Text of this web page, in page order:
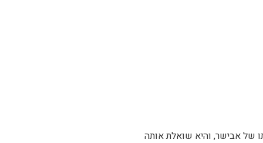
אבישר, והיא שואלת אותה